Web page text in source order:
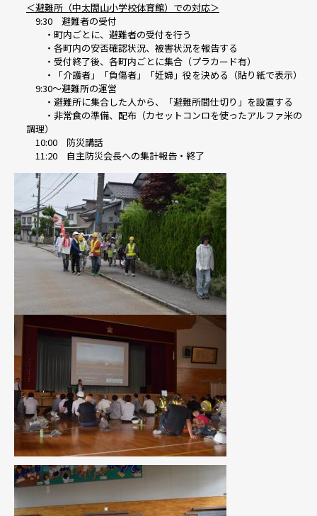
＜避難所（中太閤山小学校体育館）での対応＞
9:30 避難者の受付
・町内ごとに、避難者の受付を行う
・各町内の安否確認状況、被害状況を報告する
・受付終了後、各町内ごとに集合（プラカード有）
・「介護者」「負傷者」「妊婦」役を決める（貼り紙で表示）
9:30～避難所の運営
・避難所に集合した人から、「避難所間仕切り」を設置する
・非常食の準備、配布（カセットコンロを使ったアルファ米の
調理）
10:00 防災講話
11:20 自主防災会長への集計報告・終了